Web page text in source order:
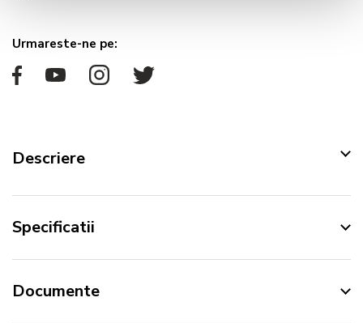
Urmareste-ne pe:
Descriere
Specificatii
Documente